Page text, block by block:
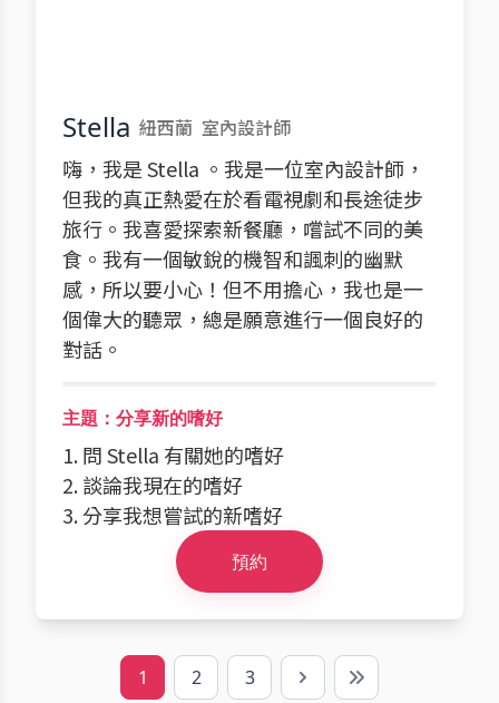
Stella 紐西蘭 室內設計師
嗨，我是 Stella 。我是一位室內設計師，
但我的真正熱愛在於看電視劇和長途徒步
旅行。我喜愛探索新餐廳，嚐試不同的美
食。我有一個敏銳的機智和諷刺的幽默
感，所以要小心！但不用擔心，我也是一
個偉大的聽眾，總是願意進行一個良好的
對話。
主題：分享新的嗜好
1. 問 Stella 有關她的嗜好
2. 談論我現在的嗜好
3. 分享我想嘗試的新嗜好
預約
1 2 3 Next Last